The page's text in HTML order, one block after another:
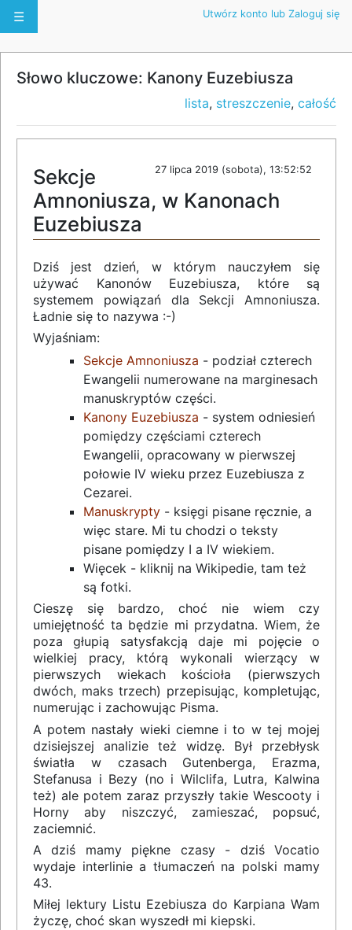
☰ Utwórz konto lub Zaloguj się
Słowo kluczowe: Kanony Euzebiusza
lista, streszczenie, całość
27 lipca 2019 (sobota), 13:52:52
Sekcje
Amnoniusza, w Kanonach
Euzebiusza
Dziś jest dzień, w którym nauczyłem się
używać Kanonów Euzebiusza, które są
systemem powiązań dla Sekcji Amnoniusza.
Ładnie się to nazywa :-)
Wyjaśniam:
Sekcje Amnoniusza - podział czterech
Ewangelii numerowane na marginesach
manuskryptów części.
Kanony Euzebiusza - system odniesień
pomiędzy częściami czterech
Ewangelii, opracowany w pierwszej
połowie IV wieku przez Euzebiusza z
Cezarei.
Manuskrypty - księgi pisane ręcznie, a
więc stare. Mi tu chodzi o teksty
pisane pomiędzy I a IV wiekiem.
Więcek - kliknij na Wikipedie, tam też
są fotki.
Cieszę się bardzo, choć nie wiem czy
umiejętność ta będzie mi przydatna. Wiem, że
poza głupią satysfakcją daje mi pojęcie o
wielkiej pracy, którą wykonali wierzący w
pierwszych wiekach kościoła (pierwszych
dwóch, maks trzech) przepisując, kompletując,
numerując i zachowując Pisma.
A potem nastały wieki ciemne i to w tej mojej
dzisiejszej analizie też widzę. Był przebłysk
światła w czasach Gutenberga, Erazma,
Stefanusa i Bezy (no i Wilclifa, Lutra, Kalwina
też) ale potem zaraz przyszły takie Wescooty i
Horny aby niszczyć, zamieszać, popsuć,
zaciemnić.
A dziś mamy piękne czasy - dziś Vocatio
wydaje interlinie a tłumaczeń na polski mamy
43.
Miłej lektury Listu Ezebiusza do Karpiana Wam
życzę, choć skan wyszedł mi kiepski.